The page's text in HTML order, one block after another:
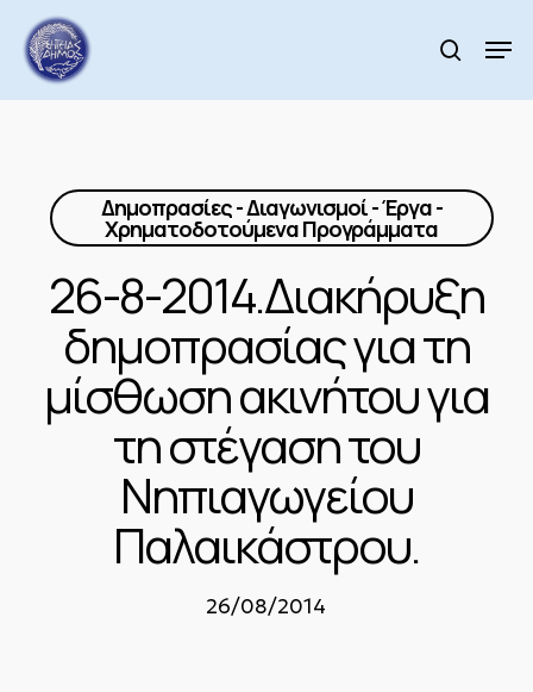
main
content
search
Δημοπρασίες - Διαγωνισμοί - Έργα -
Χρηματοδοτούμενα Προγράμματα
26-8-2014.Διακήρυξη
δημοπρασίας για τη
μίσθωση ακινήτου για
τη στέγαση του
Νηπιαγωγείου
Παλαικάστρου.
26/08/2014
Menu